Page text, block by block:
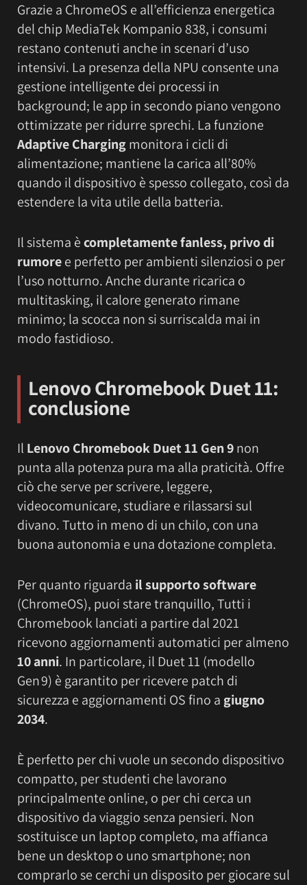
Grazie a ChromeOS e all’efficienza energetica
del chip MediaTek Kompanio 838, i consumi
restano contenuti anche in scenari d’uso
intensivi. La presenza della NPU consente una
gestione intelligente dei processi in
background; le app in secondo piano vengono
ottimizzate per ridurre sprechi. La funzione
Adaptive Chargingmonitora i cicli di
alimentazione; mantiene la carica all’80%
quando il dispositivo è spesso collegato, così da
estendere la vita utile della batteria.
Il sistema ècompletamente fanless, privo di
rumoree perfetto per ambienti silenziosi o per
l’uso notturno. Anche durante ricarica o
multitasking, il calore generato rimane
minimo; la scocca non si surriscalda mai in
modo fastidioso.
Lenovo Chromebook Duet 11:
conclusione
Il Lenovo Chromebook Duet 11 Gen 9non
punta alla potenza pura ma alla praticità. Offre
ciò che serve per scrivere, leggere,
videocomunicare, studiare e rilassarsi sul
divano. Tutto in meno di un chilo, con una
buona autonomia e una dotazione completa.
Per quanto riguarda il supporto software
(ChromeOS), puoi stare tranquillo, Tutti i
Chromebook lanciati a partire dal 2021
ricevono aggiornamenti automatici per almeno
10 anni. In particolare, il Duet 11 (modello
Gen 9) è garantito per ricevere patch di
sicurezza e aggiornamenti OS fino a giugno
2034.
È perfetto per chi vuole un secondo dispositivo
compatto, per studenti che lavorano
principalmente online, o per chi cerca un
dispositivo da viaggio senza pensieri. Non
sostituisce un laptop completo, ma affianca
bene un desktop o uno smartphone; non
comprarlo se cerchi un disposito per giocare sul